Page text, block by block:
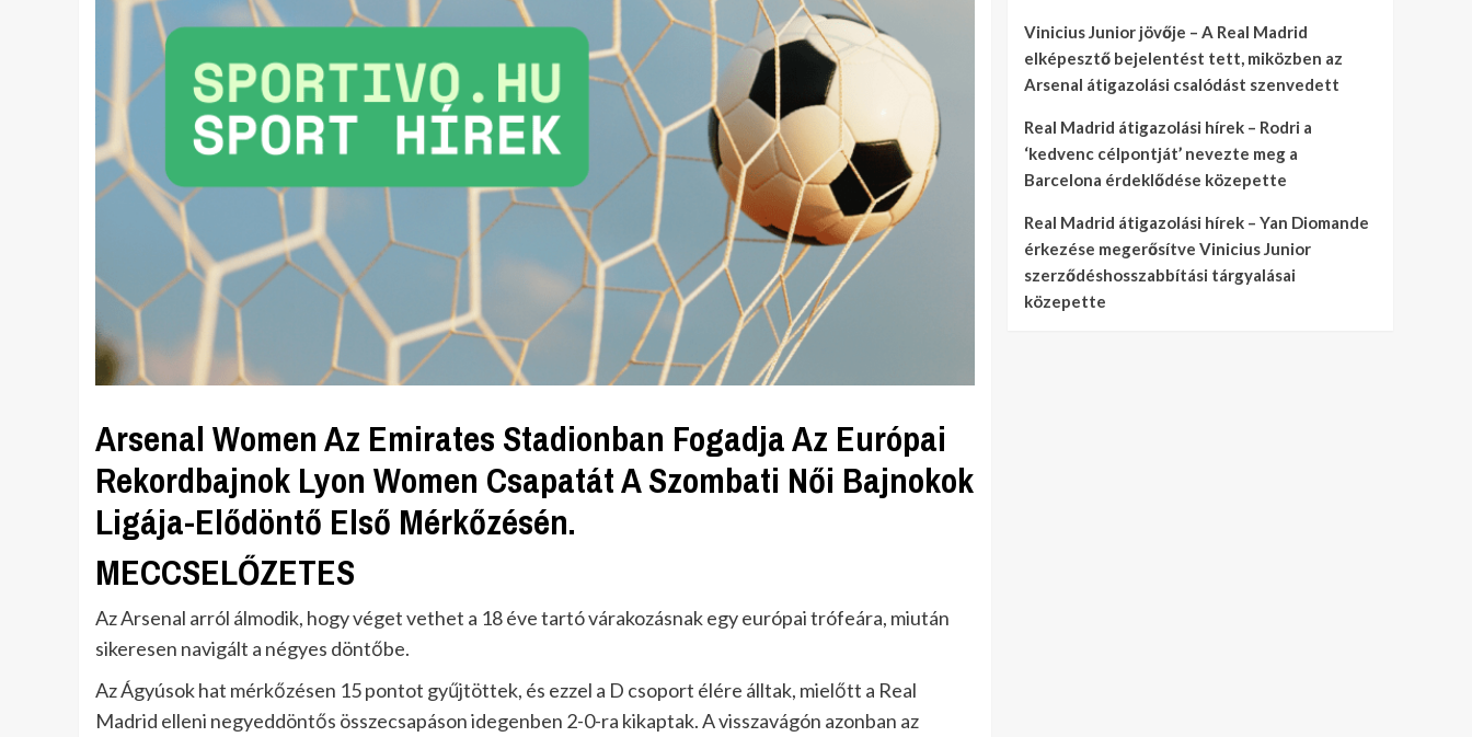
Arsenal Women Az Emirates Stadionban Fogadja Az Európai
Rekordbajnok Lyon Women Csapatát A Szombati Női Bajnokok
Ligája-Elődöntő Első Mérkőzésén.
MECCSELŐZETES
Az Arsenal arról álmodik, hogy véget vethet a 18 éve tartó várakozásnak egy európai trófeára, miután
sikeresen navigált a négyes döntőbe.
Az Ágyúsok hat mérkőzésen 15 pontot gyűjtöttek, és ezzel a D csoport élére álltak, mielőtt a Real
Madrid elleni negyeddöntős összecsapáson idegenben 2-0-ra kikaptak. A visszavágón azonban az
Vinicius Junior jövője – A Real Madrid
elképesztő bejelentést tett, miközben az
Arsenal átigazolási csalódást szenvedett
Real Madrid átigazolási hírek – Rodri a
‘kedvenc célpontját’ nevezte meg a
Barcelona érdeklődése közepette
Real Madrid átigazolási hírek – Yan Diomande
érkezése megerősítve Vinicius Junior
szerződéshosszabbítási tárgyalásai
közepette